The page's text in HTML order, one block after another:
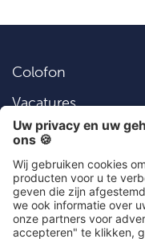
Colofon
Vacatures
Contact
Social Media